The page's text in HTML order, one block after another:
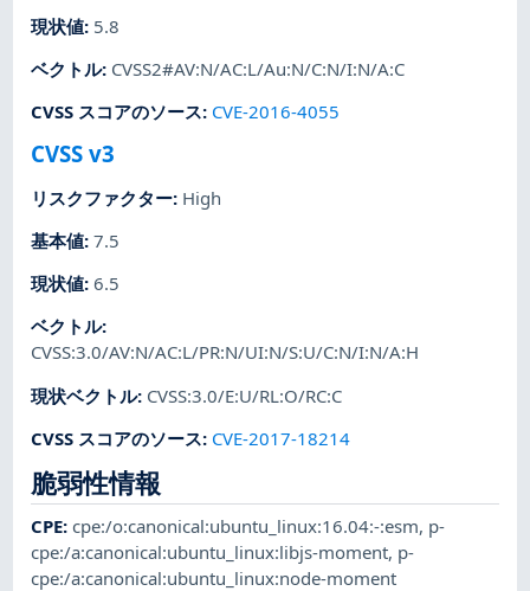
現状値: 5.8
ベクトル: CVSS2#AV:N/AC:L/Au:N/C:N/I:N/A:C
CVSS スコアのソース: CVE-2016-4055
CVSS v3
リスクファクター: High
基本値:7.5
現状値:6.5
ベクトル:
CVSS:3.0/AV:N/AC:L/PR:N/UI:N/S:U/C:N/I:N/A:H
現状ベクトル: CVSS:3.0/E:U/RL:O/RC:C
CVSS スコアのソース: CVE-2017-18214
脆弱性情報
CPE:cpe:/o:canonical:ubuntu_linux:16.04:-:esm, p-
cpe:/a:canonical:ubuntu_linux:libjs-moment, p-
cpe:/a:canonical:ubuntu_linux:node-moment